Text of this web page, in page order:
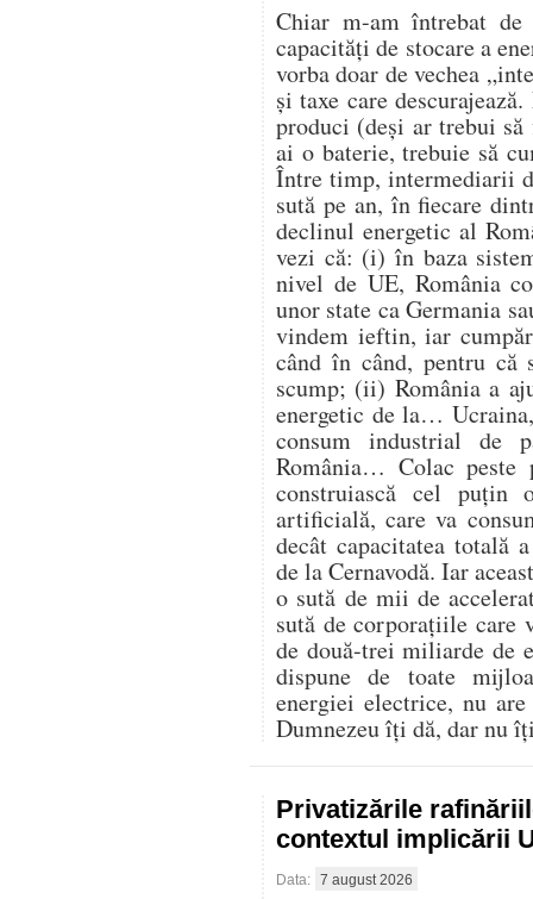
Chiar m-am întrebat
capacități de stocare a
vorba doar de vechea
și taxe care
produci (deși ar trebui
ai o baterie, trebuie să
Între timp, intermediarii
sută pe an, în fiecare
declinul energetic al
vezi că: (i) în baza
nivel de UE, România
unor state ca Germania
vindem ieftin, iar
când în când, pentru că
scump; (ii) România a
energetic de la…
consum industrial de
România… Colac peste
construiască cel
artificială, care va
decât capacitatea totală
de la Cernavodă. Iar
o sută de mii de
sută de corporațiile
de două-trei miliarde de
dispune de toate
energiei electrice, nu
Dumnezeu îți dă, dar nu
Privatizările
contextul implicării
Data: 7 august 2026